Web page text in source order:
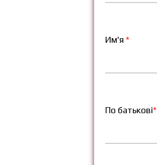
Им'я*
По батькові*